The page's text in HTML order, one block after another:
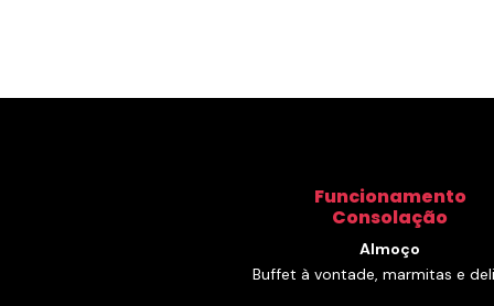
Funcionamento
Consolação
Almoço
Buffet à vontade, marmitas e